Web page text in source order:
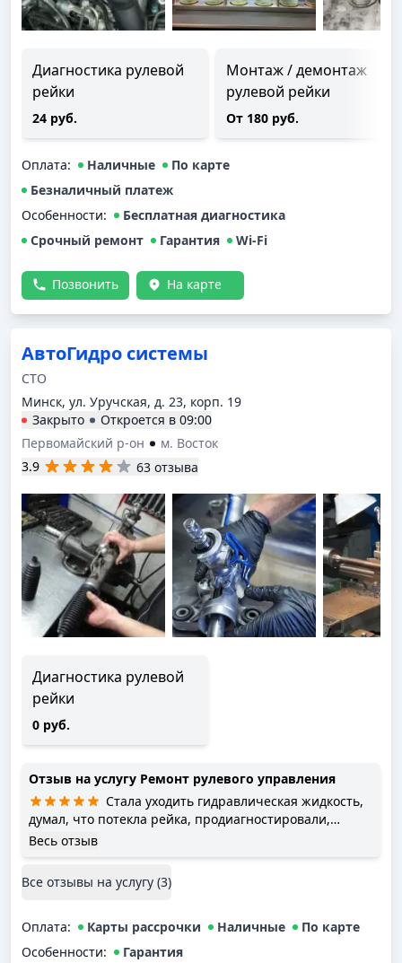
Диагностика рулевой
рейки
24 руб.
Монтаж / демонтаж
рулевой рейки
От 180 руб.
Оплата: Наличные
По карте
Безналичный платеж
Особенности:
Бесплатная диагностика
Срочный ремонт
Гарантия Wi-Fi
Позвонить На карте
АвтоГидро системы
СТО
Минск, ул. Уручская, д. 23, корп. 19
Закрыто
Откроется в 09:00
Первомайский р-он
м. Восток
3.9
63 отзыва
Диагностика рулевой
рейки
0 руб.
Отзыв на услугу Ремонт рулевого управления
Стала уходить гидравлическая жидкость,
думал, что потекла рейка, продиагностировали,
оказалось виновата трубка охладителя
это на порядок меньше ремонта рулевой рейки
Весь отзыв
Все отзывы на услугу (3)
Оплата: Карты рассрочки Наличные
По карте
Особенности:
Гарантия